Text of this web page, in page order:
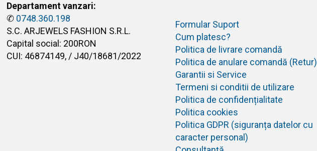
Departament vanzari:
✆ 0748.360.198
S.C. ARJEWELS FASHION S.R.L.
Capital social: 200RON
CUI: 46874149, / J40/18681/2022
Formular Suport
Cum platesc?
Politica de livrare comandă
Politica de anulare comandă (Retur)
Garantii si Service
Termeni si conditii de utilizare
Politica de confidențialitate
Politica cookies
Politica GDPR (siguranța datelor cu
caracter personal)